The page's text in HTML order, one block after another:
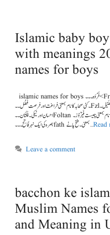
Islamic baby
with meanings
names for boys
islamic names for boys فَرْوَه۔۔۔<Frwhکئی صحابہ کا نام بمعنی مالداری فَضَالَة۔۔۔< fozalh..
۔کئی صحابہ کا نام بمعنی فراغت اور فرصت فَضْل۔۔Fzl۔۔صحابی کا نام بمعنی احسان فُضَیْل۔Foziel۔صحابی کا نام بمعنی
احسان اور نیکی ۔ فَلَتَان۔۔Foltan ۔صحابی کا نام بمعنی چیست فَیْرُوْز۔firooz بمعنی ۔۔صحابی کا نام بمعنی ایک قیمتی پتھر/
بصرہ کی ایک نہر فَاتِح۔۔۔fath بمعنی۔فتح پانے …Read
Leave a comment
bacchon ke
Muslim Names
and Meaning in